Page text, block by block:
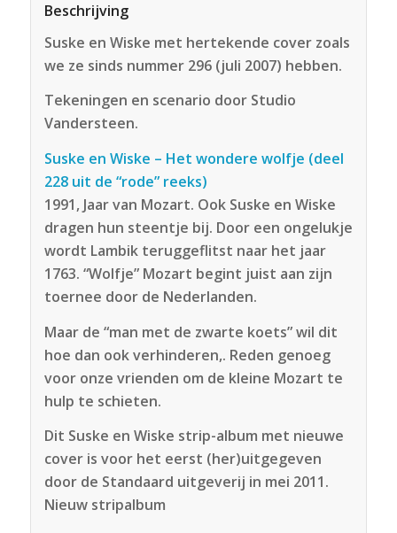
Beschrijving
Suske en Wiske met hertekende cover zoals
we ze sinds nummer 296 (juli 2007) hebben.
Tekeningen en scenario door Studio
Vandersteen.
Suske en Wiske – Het wondere wolfje (deel
228 uit de “rode” reeks)
1991, Jaar van Mozart. Ook Suske en Wiske
dragen hun steentje bij. Door een ongelukje
wordt Lambik teruggeflitst naar het jaar
1763. “Wolfje” Mozart begint juist aan zijn
toernee door de Nederlanden.
Maar de “man met de zwarte koets” wil dit
hoe dan ook verhinderen,. Reden genoeg
voor onze vrienden om de kleine Mozart te
hulp te schieten.
Dit Suske en Wiske strip-album met nieuwe
cover is voor het eerst (her)uitgegeven
door de Standaard uitgeverij in mei 2011.
Nieuw stripalbum